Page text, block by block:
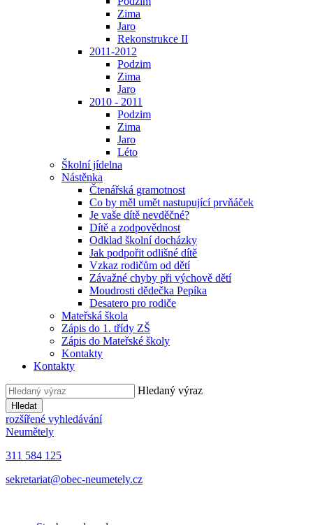
Zima
Jaro
Rekonstrukce II
2011-2012
Podzim
Zima
Jaro
2010 - 2011
Podzim
Zima
Jaro
Léto
Školní jídelna
Nástěnka
Čtenářská gramotnost
Co by měl umět nastupující prvňáček
Je vaše dítě nevděčné?
Dítě a zodpovědnost
Odklad školní docházky
Jak podpořit odlišné dítě
Vzkaz rodičům od dětí
Závažné chyby při výchově dětí
Moudrosti dědečka Pepíka
Desatero pro rodiče
Mateřská škola
Zápis do 1. třídy ZŠ
Zápis do Mateřské školy
Kontakty
Kontakty
Hledaný výraz
Hledat
rozšířené vyhledávání
Neumětely
311 584 125
sekretariat@obec-neumetely.cz